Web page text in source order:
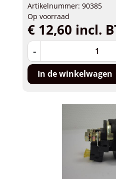
Artikelnummer: 90385
Op voorraad
€ 12,60 incl.
-
In de winkelwagen